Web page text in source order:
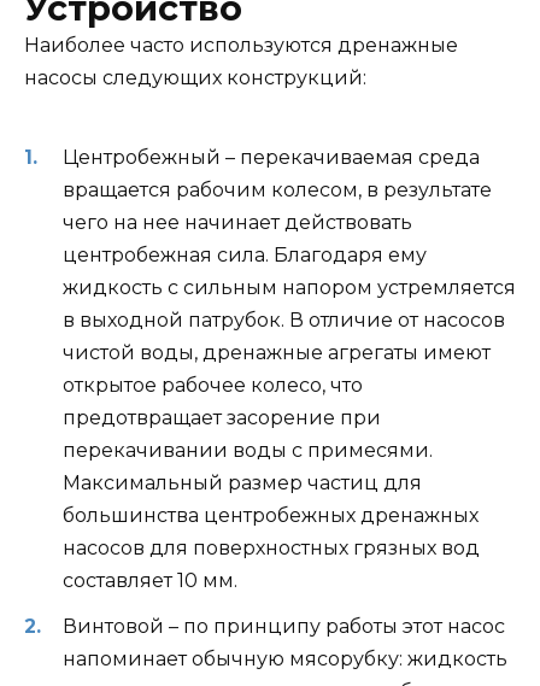
Наиболее часто используются дренажные
насосы следующих конструкций:
Центробежный – перекачиваемая среда
вращается рабочим колесом, в результате
чего на нее начинает действовать
центробежная сила. Благодаря ему
жидкость с сильным напором устремляется
в выходной патрубок. В отличие от насосов
чистой воды, дренажные агрегаты имеют
открытое рабочее колесо, что
предотвращает засорение при
перекачивании воды с примесями.
Максимальный размер частиц для
большинства центробежных дренажных
насосов для поверхностных грязных вод
составляет 10 мм.
Винтовой – по принципу работы этот насос
напоминает обычную мясорубку: жидкость